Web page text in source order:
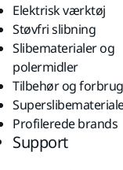
Elektrisk værktøj
Støvfri slibning
Slibematerialer og
polermidler
Tilbehør og
Profilerede brands
Support